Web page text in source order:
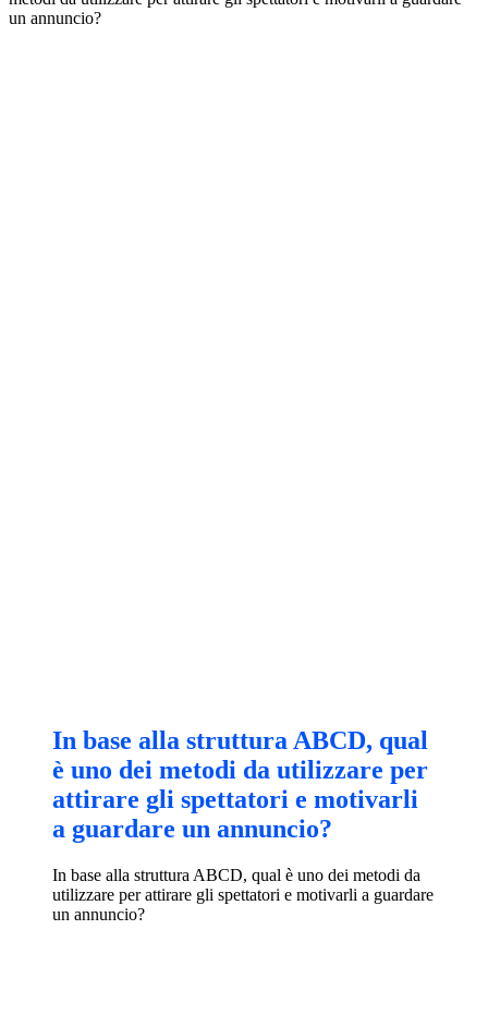
un annuncio?
In base alla struttura ABCD, qual
è uno dei metodi da utilizzare per
attirare gli spettatori e motivarli
a guardare un annuncio?
In base alla struttura ABCD, qual è uno dei metodi da
utilizzare per attirare gli spettatori e motivarli a guardare
un annuncio?